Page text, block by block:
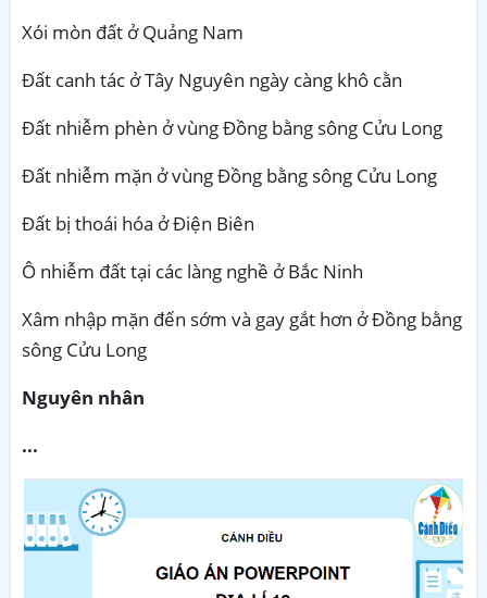
Xói mòn đất ở Quảng Nam
Đất canh tác ở Tây Nguyên ngày càng khô cằn
Đất nhiễm phèn ở vùng Đồng bằng sông Cửu Long
Đất nhiễm mặn ở vùng Đồng bằng sông Cửu Long
Đất bị thoái hóa ở Điện Biên
Ô nhiễm đất tại các làng nghề ở Bắc Ninh
Xâm nhập mặn đến sớm và gay gắt hơn ở Đồng bằng
sông Cửu Long
Nguyên nhân
...